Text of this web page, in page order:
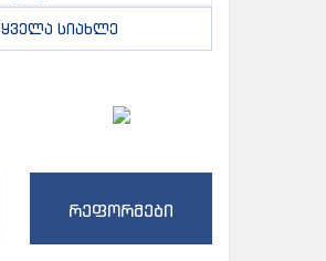
ყველა სიახლე
რეფორმები